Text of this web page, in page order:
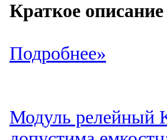
Краткое описание
Подробнее»
Модуль релейный